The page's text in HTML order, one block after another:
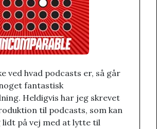
ved hvad podcasts er, så går
fantastisk
Heldigvis har jeg skrevet
til podcasts, som kan
på vej med at lytte til